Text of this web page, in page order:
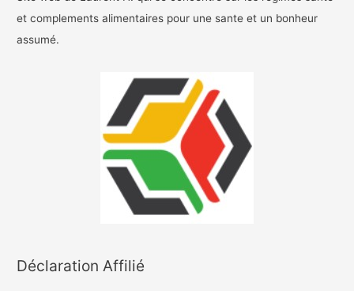
et complements alimentaires pour une sante et un bonheur
assumé.
Déclaration Affilié